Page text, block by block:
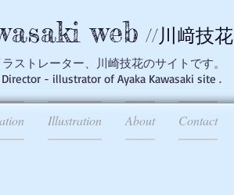
web //川﨑技花
ストレーター、川崎技花のサイトです。
- illustrator of Ayaka Kawasaki site .
Illustration About Contact